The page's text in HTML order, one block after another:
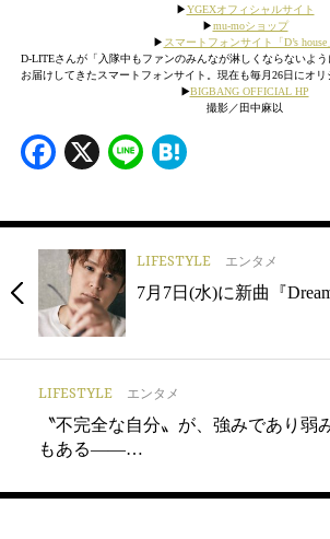
▶︎YGEXオフィシャルサイト
▶︎mu-moショップ
▶︎ スマートフォンサイト「D’s house」
D-LITEさんが「入隊中もファンのみんなが淋しくならないよ
お届けしてきたスマートフォンサイト。現在も毎月26日にオリ
▶️BIGBANG OFFICIAL HP
撮影／田中麻以
Facebook
X Line
LIFESTYLE エンタメ
7月7日(水)に新曲『
LIFESTYLE エンタメ
〝不完全な自分〟が、強みであり弱
もある——…